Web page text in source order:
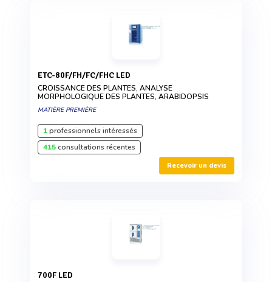
ETC-80F/FH/FC/FHC LED
CROISSANCE DES PLANTES, ANALYSE
MORPHOLOGIQUE DES PLANTES, ARABIDOPSIS
MATIÈRE PREMIÈRE
1professionnels intéressés
415consultations récentes
Recevoir un devis
700F LED